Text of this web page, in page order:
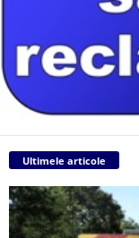
Ultimele articole